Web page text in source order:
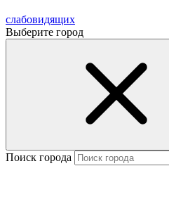
слабовидящих
Выберите город
Поиск города